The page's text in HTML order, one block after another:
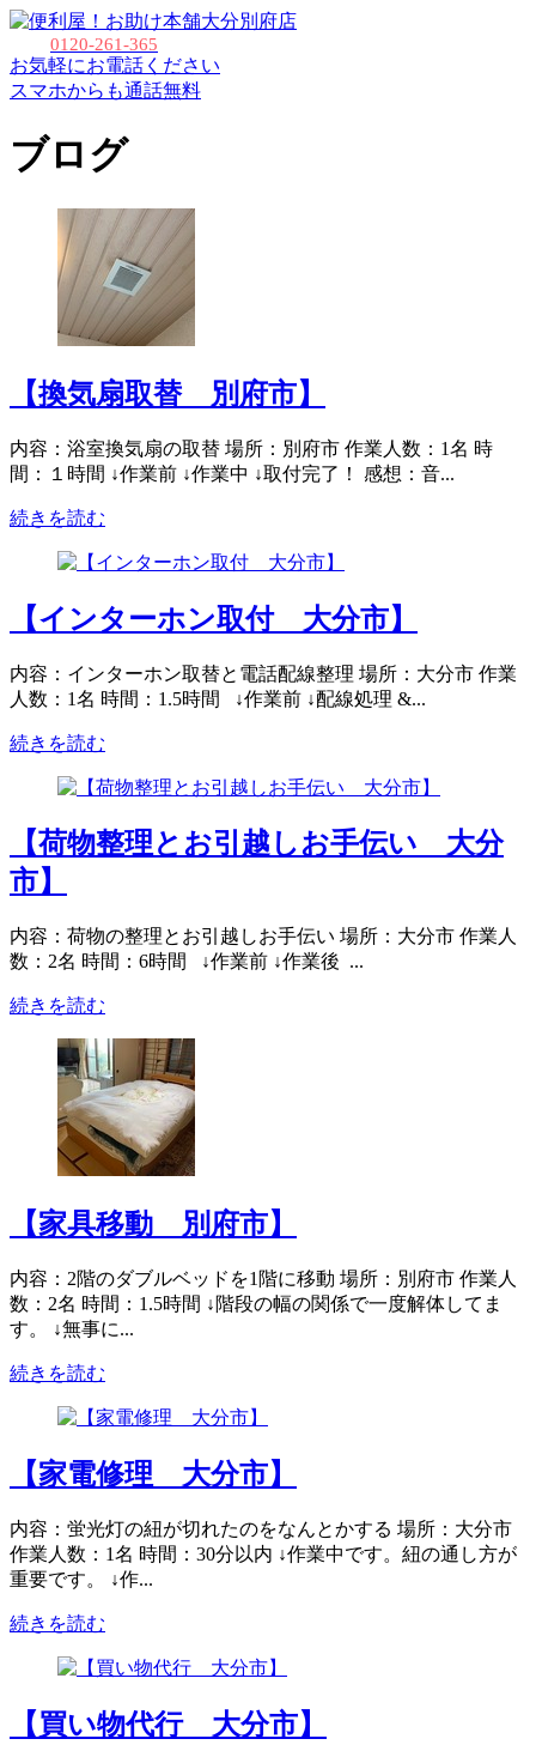
大分別府店
0120-261-365
お気軽にお電話ください
スマホからも通話無料
ブログ
【換気扇取替 別府市】
内容：浴室換気扇の取替 場所：別府市 作業人数：1名 時
間：１時間 ↓作業前 ↓作業中 ↓取付完了！ 感想：音...
続きを読む
【インターホン取付 大分市】
内容：インターホン取替と電話配線整理 場所：大分市 作業
人数：1名 時間：1.5時間 ↓作業前 ↓配線処理 &...
続きを読む
【荷物整理とお引越しお手伝い 大分
市】
内容：荷物の整理とお引越しお手伝い 場所：大分市 作業人
数：2名 時間：6時間 ↓作業前 ↓作業後 ...
続きを読む
【家具移動 別府市】
内容：2階のダブルベッドを1階に移動 場所：別府市 作業人
数：2名 時間：1.5時間 ↓階段の幅の関係で一度解体してま
す。 ↓無事に...
続きを読む
【家電修理 大分市】
内容：蛍光灯の紐が切れたのをなんとかする 場所：大分市
作業人数：1名 時間：30分以内 ↓作業中です。紐の通し方が
重要です。 ↓作...
続きを読む
【買い物代行 大分市】